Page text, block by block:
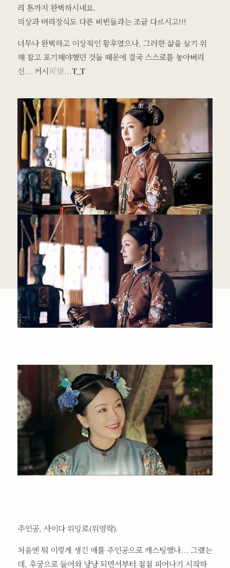
리 톤까지 완벽하시네요.
의상과 머리장식도 다른 비빈들과는 조금 다르시고!!!
너무나 완벽하고 이상적인 황후였으나, 그러한 삶을 살기 위
해 참고 포기해야했던 것들 때문에 결국 스스로를 놓아버리
신... 커시可惜...T_T
주인공, 사이다 위잉로(위영락).
처음엔 뭐 이렇게 생긴 애를 주인공으로 캐스팅했나... 그랬는
데, 후궁으로 들어와 냥냥 되면서부터 점점 피어나기 시작하